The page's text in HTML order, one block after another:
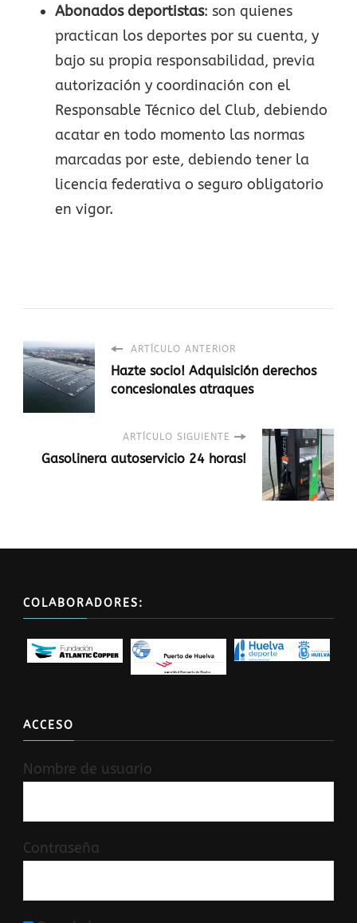
Abonados deportistas: son quienes
practican los deportes por su cuenta, y
bajo su propia responsabilidad, previa
autorización y coordinación con el
Responsable Técnico del Club, debiendo
acatar en todo momento las normas
marcadas por este, debiendo tener la
licencia federativa o seguro obligatorio
en vigor.
ARTÍCULO ANTERIOR
Hazte socio! Adquisición derechos
concesionales atraques
ARTÍCULO SIGUIENTE
Gasolinera autoservicio 24 horas!
COLABORADORES:
ACCESO
Nombre de usuario
Contraseña